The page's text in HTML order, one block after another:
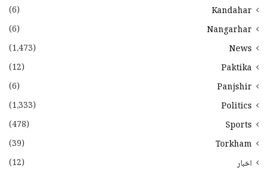
Kandahar
(6)
Nangarhar
(6)
News
(1،473)
Paktika
(12)
Panjshir
(6)
Politics
(1،333)
Sports
(478)
Torkham
(39)
اخبار
(12)